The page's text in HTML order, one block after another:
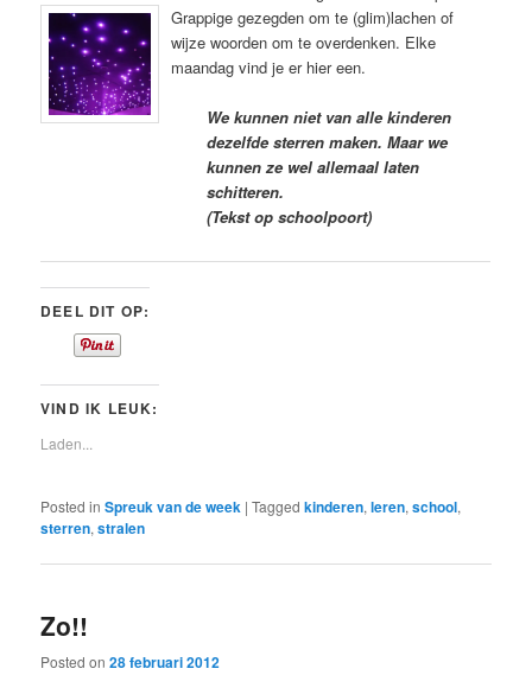
Grappige gezegden om te (glim)lachen of
wijze woorden om te overdenken. Elke
maandag vind je er hier een.
We kunnen niet van alle kinderen
dezelfde sterren maken. Maar we
kunnen ze wel allemaal laten
schitteren.
(Tekst op schoolpoort)
DEEL DIT OP:
VIND IK LEUK:
Laden...
Posted in Spreuk van de week |Tagged kinderen,leren,school,
sterren,stralen
Zo!!
Posted on28 februari 2012